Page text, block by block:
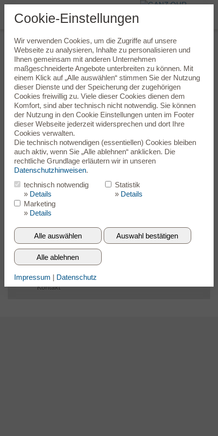
Hörgeräte-Marken
Bei uns finden Sie renommierte und internationale Hörgeräte-
Marken – von TELEFUNKEN über unsere Exklusivmarke
Sonic bis hin zu den Marken Bernafon, Oticon, Signia, Widex,
Audio Service, GN Resound, GN Interton, Hansaton, Phonak,
Starkey und Unitron.
Wenn Sie auf ausgesuchte Markenqualität besonders großen
Wert legen, dann sind Sie bei uns genau richtig.
Finden Sie heraus, wie gut Ihr
Hörvermögen ist.
Online-Hörtest
Testen Sie völlig unverbindlich und
kostenlos Ihr Hörvermögen.
© 2026 GANZ OHR Hörsysteme GmbH
Cookie-Einstellungen
Kontakt
Cookie-Einstellungen
Wir verwenden Cookies, um die Zugriffe auf unsere
Webseite zu analysieren, Inhalte zu personalisieren und
Ihnen gemeinsam mit anderen Unternehmen
maßgeschneiderte Angebote unterbreiten zu können. Mit
einem Klick auf „Alle auswählen“ stimmen Sie der Nutzung
dieser Dienste und der Speicherung der zugehörigen
Cookies freiwillig zu. Viele dieser Cookies dienen dem
Komfort, sind aber technisch nicht notwendig. Sie können
der Nutzung in den Cookie Einstellungenunten im Footer
dieser Webseite jederzeit widersprechen und dort Ihre
Cookies verwalten.
Die technisch notwendigen (essentiellen) Cookies bleiben
auch aktiv, wenn Sie „Alle ablehnen“ anklicken. Die
rechtliche Grundlage erläutern wir in unseren
Datenschutzhinweisen.
technisch notwendig
» Details
Statistik
» Details
Marketing
» Details
Alle auswählen Auswahl bestätigen
Alle ablehnen
Impressum Datenschutz